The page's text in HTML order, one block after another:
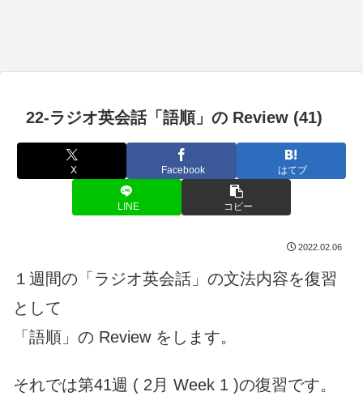
22-ラジオ英会話「語順」の Review (41)
X Facebook はてブ
LINE コピー
2022.02.06
１週間の「ラジオ英会話」の文法内容を復習
として
「語順」の Review をします。
それでは第41週 ( 2月 Week 1 )の復習です。